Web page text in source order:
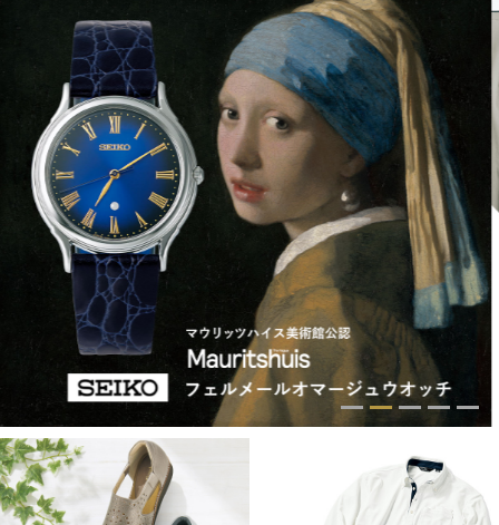
ダーウェア
ン雑貨
ブルゾン
その他
トップス
Tシャツ／カッ
ポロシャツ
シャツ
トレーナー／
セーター／カ